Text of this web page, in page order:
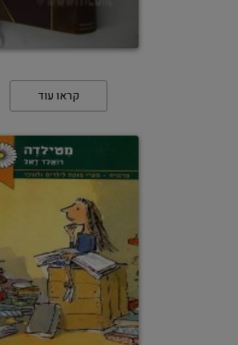
קראו עוד